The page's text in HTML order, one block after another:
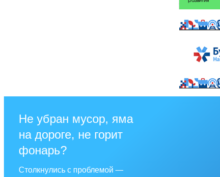
Не убран мусор, яма
на дороге, не горит
фонарь?
Столкнулись с проблемой —